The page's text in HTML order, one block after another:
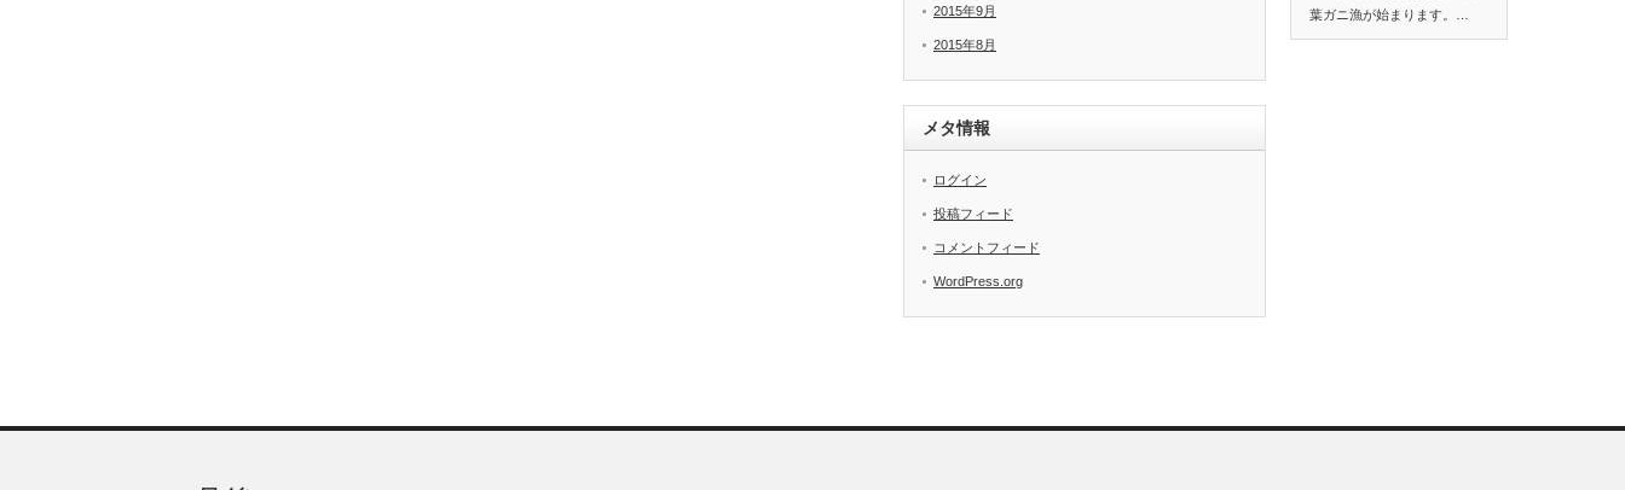
2015年9月
2015年8月
メタ情報
ログイン
投稿フィード
コメントフィード
WordPress.org
葉ガニ漁が始まります。…